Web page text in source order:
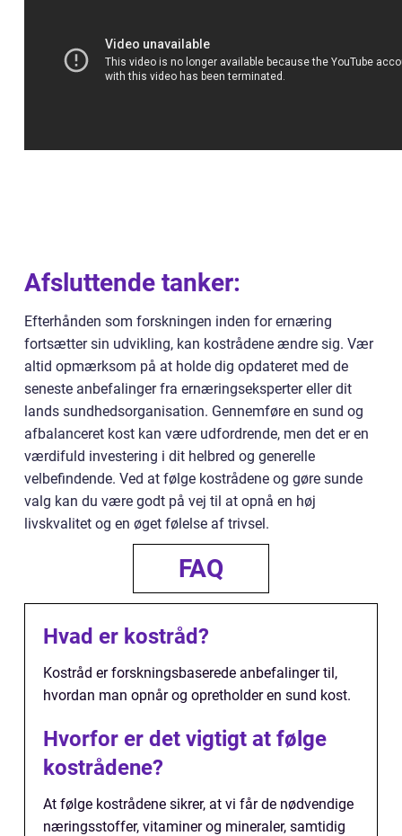
Afsluttende tanker:
Efterhånden som forskningen inden for ernæring
fortsætter sin udvikling, kan kostrådene ændre sig. Vær
altid opmærksom på at holde dig opdateret med de
seneste anbefalinger fra ernæringseksperter eller dit
lands sundhedsorganisation. Gennemføre en sund og
afbalanceret kost kan være udfordrende, men det er en
værdifuld investering i dit helbred og generelle
velbefindende. Ved at følge kostrådene og gøre sunde
valg kan du være godt på vej til at opnå en høj
livskvalitet og en øget følelse af trivsel.
FAQ
Hvad er kostråd?
Kostråd er forskningsbaserede anbefalinger til,
hvordan man opnår og opretholder en sund kost.
Hvorfor er det vigtigt at følge
kostrådene?
At følge kostrådene sikrer, at vi får de nødvendige
næringsstoffer, vitaminer og mineraler, samtidig